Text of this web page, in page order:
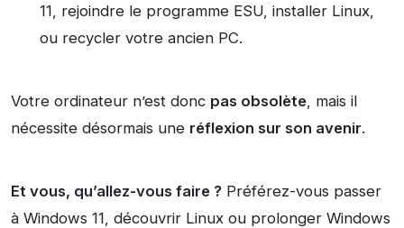
11, rejoindre le programme ESU, installer Linux,
ou recycler votre ancien PC.
Votre ordinateur n’est donc pas obsolète , mais il
nécessite désormais une réflexion sur son avenir.
Et vous, qu’allez-vous faire ? Préférez-vous passer
à Windows 11, découvrir Linux ou prolonger Windows